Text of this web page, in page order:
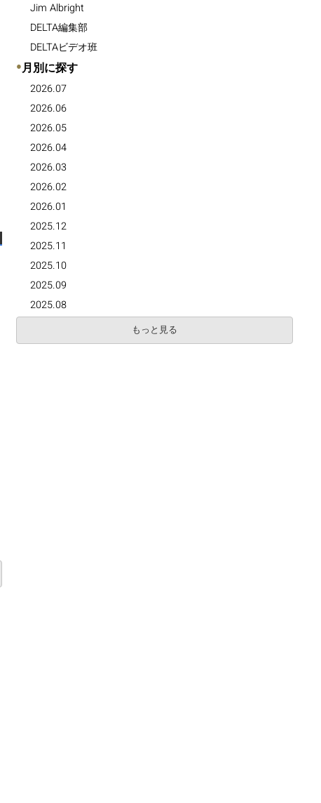
Jim Albright
DELTA編集部
DELTAビデオ班
●月別に探す
2026.07
2026.06
2026.05
2026.04
2026.03
2026.02
2026.01
2025.12
2025.11
2025.10
2025.09
2025.08
もっと見る